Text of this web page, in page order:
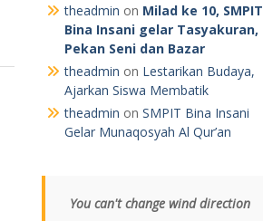
theadmin on Milad ke 10, SMPIT
Bina Insani gelar Tasyakuran,
Pekan Seni dan Bazar
theadmin on Lestarikan Budaya,
Ajarkan Siswa Membatik
theadmin on SMPIT Bina Insani
Gelar Munaqosyah Al Qur’an
You can't change wind direction